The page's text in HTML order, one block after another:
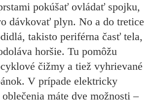
pokúšať ovládať spojku,
dávkovať plyn. No a do tretice
takisto periférna časť tela,
horšie. Tu pomôžu
čižmy a tiež vyhrievané
V prípade elektricky
máte dve možnosti –